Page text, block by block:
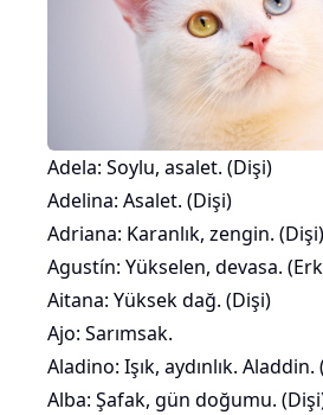
Adela: Soylu, asalet. (Dişi)
Adelina: Asalet. (Dişi)
Adriana: Karanlık, zengin. (Dişi)
Agustín: Yükselen, devasa.
Aitana: Yüksek dağ. (Dişi)
Ajo: Sarımsak.
Aladino: Işık, aydınlık. Aladdin.
Alba: Şafak, gün doğumu.